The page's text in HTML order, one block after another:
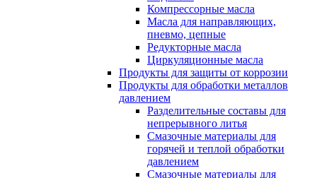
Компрессорные масла
Масла для направляющих,
пневмо, цепные
Редукторные масла
Циркуляционные масла
Продукты для защиты от коррозии
Продукты для обработки металлов
давлением
Разделительные составы для
непрерывного литья
Смазочные материалы для
горячей и теплой обработки
давлением
Смазочные материалы для